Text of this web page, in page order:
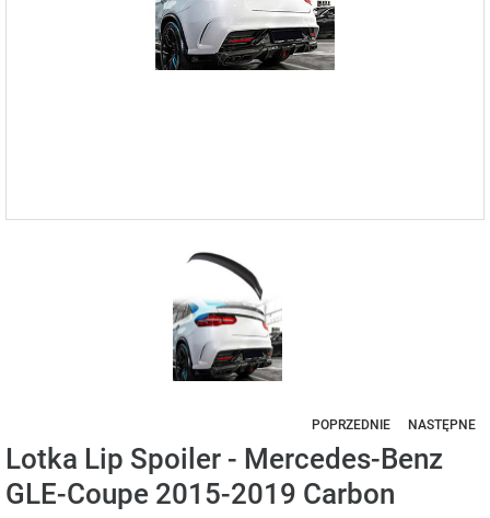
POPRZEDNIE NASTĘPNE
Lotka Lip Spoiler - Mercedes-Benz
GLE-Coupe 2015-2019 Carbon